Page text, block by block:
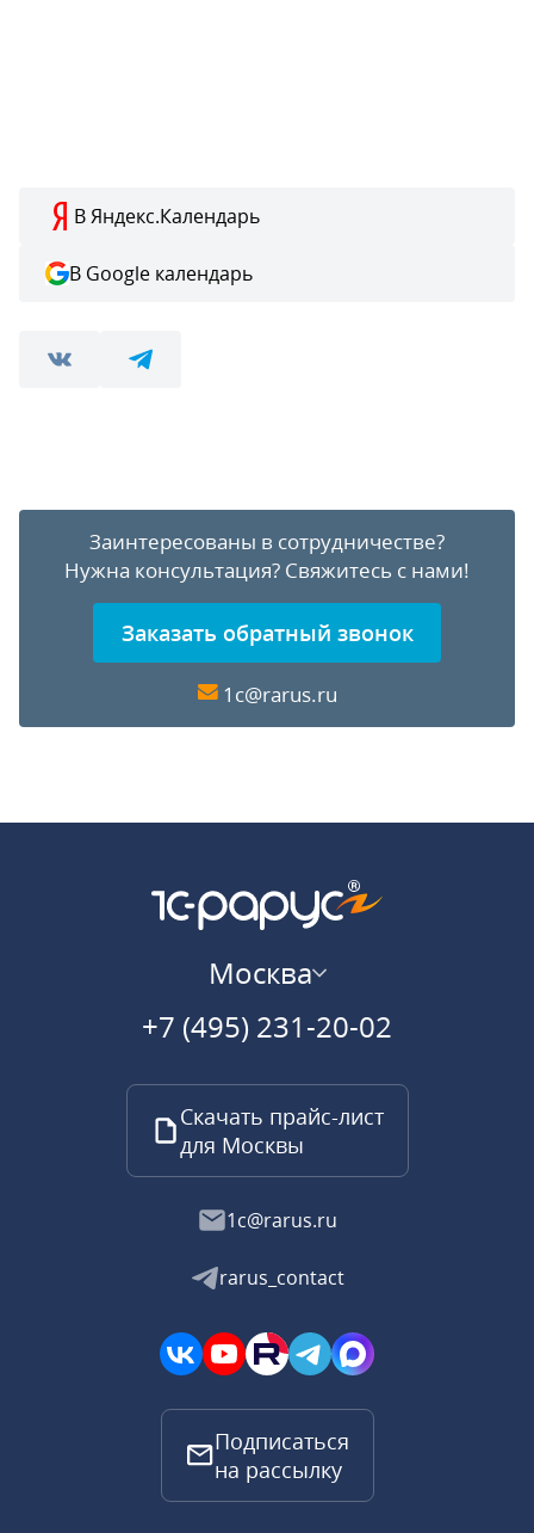
В Яндекс.Календарь
В Google календарь
Заинтересованы в сотрудничестве?
Нужна консультация? Свяжитесь с нами!
Заказать обратный звонок
1c@rarus.ru
Москва
+7 (495) 231-20-02
Скачать прайс-лист
для Москвы
1c@rarus.ru
rarus_contact
Подписаться
на рассылку